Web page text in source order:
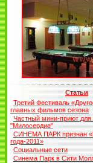
Статьи
Третий Фестиваль
главных фильмов сезона
Частный мини-приют для
"Милосердие"
СИНЕМА ПАРК признан
года-2011»
Социальные сети
Синема Парк в Сити